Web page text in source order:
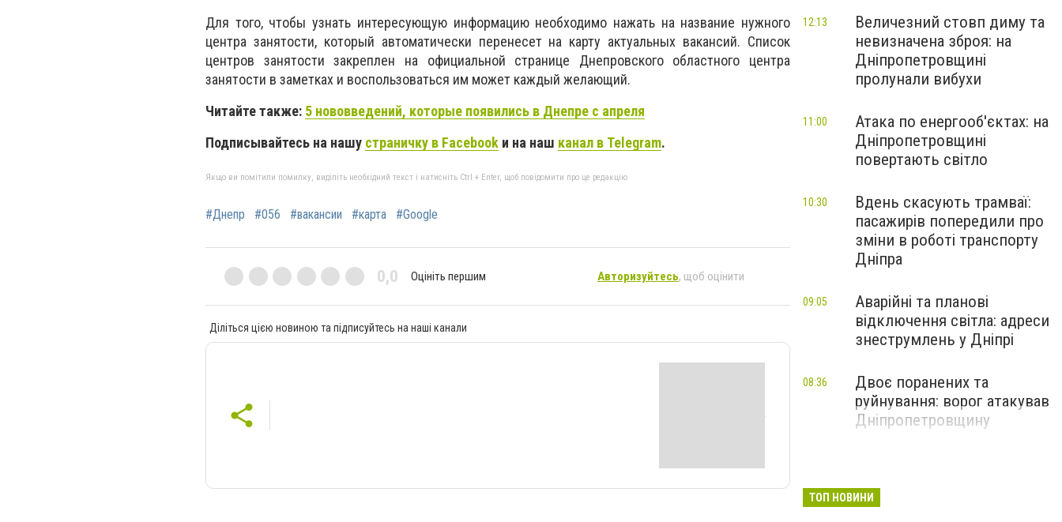
Для того, чтобы узнать интересующую информацию необходимо нажать на название нужного
центра занятости, который автоматически перенесет на карту актуальных вакансий. Список
центров занятости закреплен на официальной странице Днепровского областного центра
занятости в заметках и воспользоваться им может каждый желающий.
Читайте также: 5 нововведений, которые появились в Днепре с апреля
Подписывайтесь на нашу страничку в Facebook и на наш канал в Telegram.
Якщо ви помітили помилку, виділіть необхідний текст і натисніть Ctrl + Enter, щоб повідомити про це редакцію
#Днепр #056 #вакансии #карта #Google
0,0 Оцініть першим Авторизуйтесь, щоб оцінити
Діліться цією новиною та підписуйтесь на наші канали
Величезний стовп диму та
невизначена зброя: на
Дніпропетровщині
пролунали вибухи
12:13
Атака по енергооб'єктах: на
Дніпропетровщині
повертають світло
11:00
Вдень скасують трамваї:
пасажирів попередили про
зміни в роботі транспорту
Дніпра
10:30
Аварійні та планові
відключення світла: адреси
знеструмлень у Дніпрі
09:05
Двоє поранених та
руйнування: ворог атакував
Дніпропетровщину
08:36
ТОП НОВИНИ